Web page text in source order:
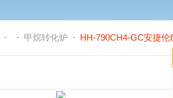
- - 甲烷转化炉 - HH-790CH4-GC安捷